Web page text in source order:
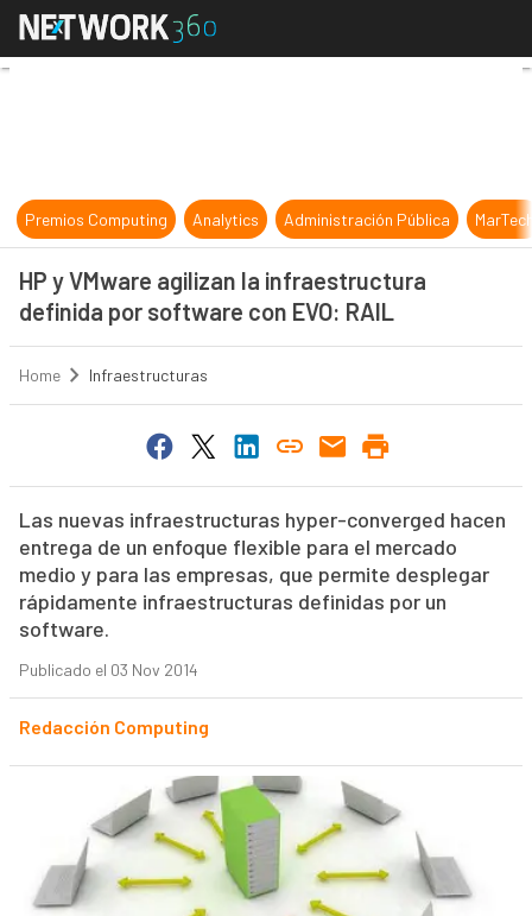
HP y VMware agilizan la
Premios Computing Analytics Administración Pública
HP y VMware agilizan la infraestructura
definida por software con EVO: RAIL
Home Infraestructuras
Las nuevas infraestructuras hyper-converged hacen
entrega de un enfoque flexible para el mercado
medio y para las empresas, que permite desplegar
rápidamente infraestructuras definidas por un
software.
Publicado el 03 Nov 2014
Redacción Computing